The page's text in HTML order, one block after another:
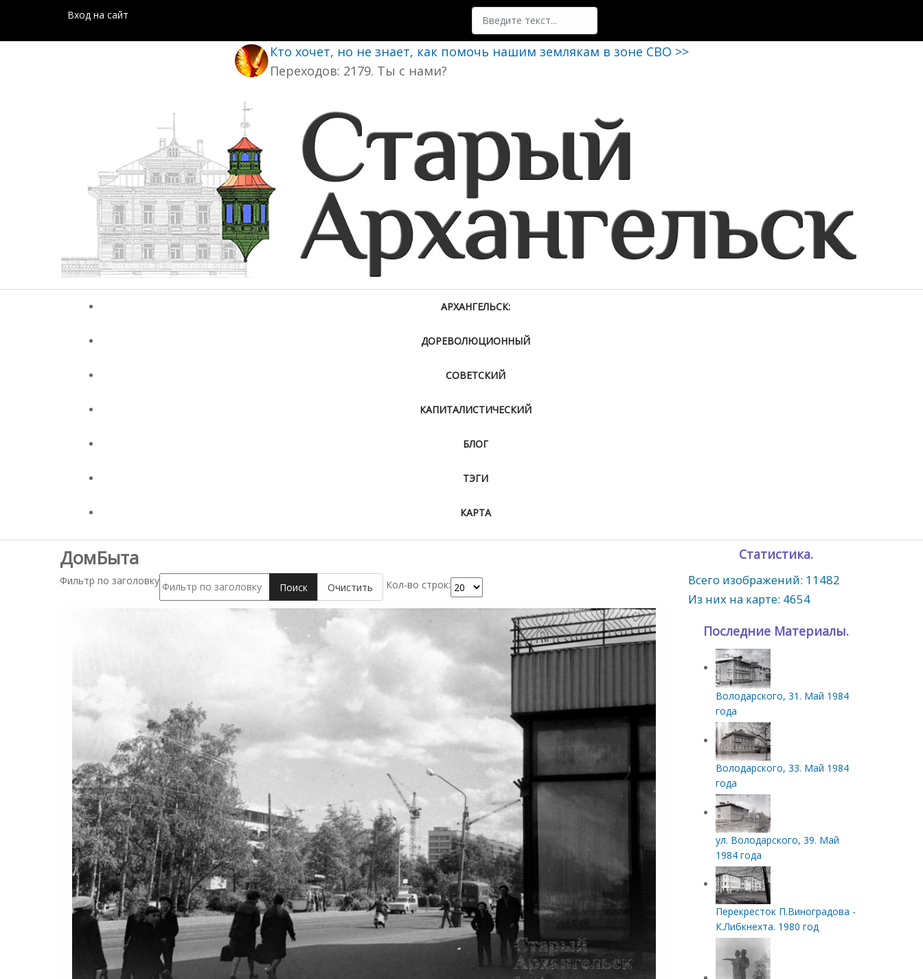
Вход на сайт Поиск
Кто хочет, но не знает, как помочь нашим землякам в зоне СВО >>
Переходов: 2179. Ты с нами?
АРХАНГЕЛЬСК:
ДОРЕВОЛЮЦИОННЫЙ
СОВЕТСКИЙ
КАПИТАЛИСТИЧЕСКИЙ
БЛОГ
ТЭГИ
КАРТА
ДомБыта
Фильтр по заголовку Поиск Очистить Кол-во строк:
Статистика.
Всего изображений: 11482
Из них на карте: 4654
Последние Материалы.
Володарского, 31. Май 1984
года
Володарского, 33. Май 1984
года
ул. Володарского, 39. Май
1984 года
Перекресток П.Виноградова -
К.Либкнехта. 1980 год